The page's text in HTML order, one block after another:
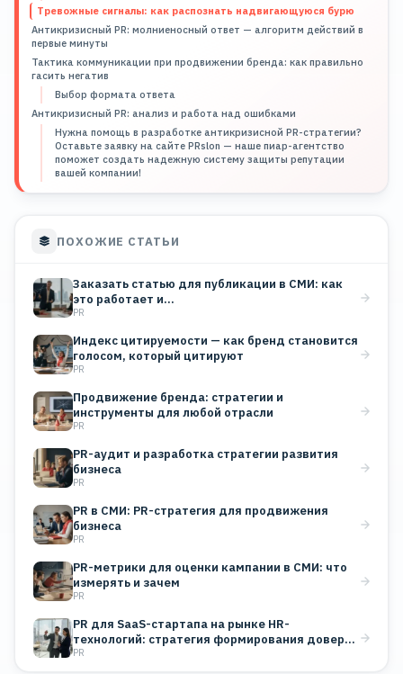
Тревожные сигналы: как распознать надвигающуюся бурю
Антикризисный PR: молниеносный ответ — алгоритм действий в
первые минуты
Тактика коммуникации при продвижении бренда: как правильно
гасить негатив
Выбор формата ответа
Антикризисный PR: анализ и работа над ошибками
Нужна помощь в разработке антикризисной PR-стратегии?
Оставьте заявку на сайте PRslon — наше пиар-агентство
поможет создать надежную систему защиты репутации
вашей компании!
ПОХОЖИЕ СТАТЬИ
Заказать статью для публикации в СМИ: как
это работает и…
PR
Индекс цитируемости — как бренд становится
голосом, который цитируют
PR
Продвижение бренда: стратегии и
инструменты для любой отрасли
PR
PR-аудит и разработка стратегии развития
бизнеса
PR
PR в СМИ: PR-стратегия для продвижения
бизнеса
PR
PR-метрики для оценки кампании в СМИ: что
измерять и зачем
PR
PR для SaaS-стартапа на рынке HR-
технологий: стратегия формирования доверия
B2B-клиентов
PR